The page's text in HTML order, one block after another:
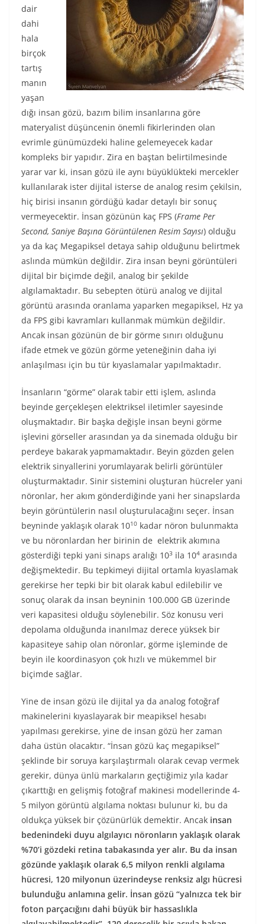
dair
dahi
hala
birçok
tartış
manın
yaşan
dığı insan gözü, bazım bilim insanlarına göre
materyalist düşüncenin önemli fikirlerinden olan
evrimle günümüzdeki haline gelemeyecek kadar
kompleks bir yapıdır. Zira en baştan belirtilmesinde
yarar var ki, insan gözü ile aynı büyüklükteki mercekler
kullanılarak ister dijital isterse de analog resim çekilsin,
hiç birisi insanın gördüğü kadar detaylı bir sonuç
vermeyecektir. İnsan gözünün kaç FPS (Frame Per
Second, Saniye Başına Görüntülenen Resim Sayısı) olduğu
ya da kaç Megapiksel detaya sahip olduğunu belirtmek
aslında mümkün değildir. Zira insan beyni görüntüleri
dijital bir biçimde değil, analog bir şekilde
algılamaktadır. Bu sebepten ötürü analog ve dijital
görüntü arasında oranlama yaparken megapiksel, Hz ya
da FPS gibi kavramları kullanmak mümkün değildir.
Ancak insan gözünün de bir görme sınırı olduğunu
ifade etmek ve gözün görme yeteneğinin daha iyi
anlaşılması için bu tür kıyaslamalar yapılmaktadır.
İnsanların “görme” olarak tabir etti işlem, aslında
beyinde gerçekleşen elektriksel iletimler sayesinde
oluşmaktadır. Bir başka değişle insan beyni görme
işlevini görseller arasından ya da sinemada olduğu bir
perdeye bakarak yapmamaktadır. Beyin gözden gelen
elektrik sinyallerini yorumlayarak belirli görüntüler
oluşturmaktadır. Sinir sistemini oluşturan hücreler yani
nöronlar, her akım gönderdiğinde yani her sinapslarda
beyin görüntülerin nasıl oluşturulacağını seçer. İnsan
beyninde yaklaşık olarak 1010 kadar nöron bulunmakta
ve bu nöronlardan her birinin de elektrik akımına
gösterdiği tepki yani sinaps aralığı 103 ila 104 arasında
değişmektedir. Bu tepkimeyi dijital ortamla kıyaslamak
gerekirse her tepki bir bit olarak kabul edilebilir ve
sonuç olarak da insan beyninin 100.000 GB üzerinde
veri kapasitesi olduğu söylenebilir. Söz konusu veri
depolama olduğunda inanılmaz derece yüksek bir
kapasiteye sahip olan nöronlar, görme işleminde de
beyin ile koordinasyon çok hızlı ve mükemmel bir
biçimde sağlar.
Yine de insan gözü ile dijital ya da analog fotoğraf
makinelerini kıyaslayarak bir meapiksel hesabı
yapılması gerekirse, yine de insan gözü her zaman
daha üstün olacaktır. “İnsan gözü kaç megapiksel”
şeklinde bir soruya karşılaştırmalı olarak cevap vermek
gerekir, dünya ünlü markaların geçtiğimiz yıla kadar
çıkarttığı en gelişmiş fotoğraf makinesi modellerinde 4-
5 milyon görüntü algılama noktası bulunur ki, bu da
oldukça yüksek bir çözünürlük demektir. Ancak insan
bedenindeki duyu algılayıcı nöronların yaklaşık olarak
%70’i gözdeki retina tabakasında yer alır. Bu da insan
gözünde yaklaşık olarak 6,5 milyon renkli algılama
hücresi, 120 milyonun üzerindeyse renksiz algı hücresi
bulunduğu anlamına gelir. İnsan gözü “yalnızca tek bir
foton parçacığını dahi büyük bir hassaslıkla